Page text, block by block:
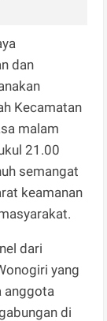
dan
Kecamatan
malam
21.00
semangat
keamanan
dari
yang
anggota
di